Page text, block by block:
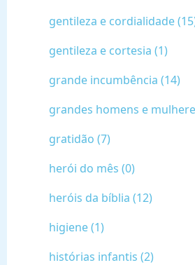
gentileza e cordialidade
gentileza e cortesia (1)
grande incumbência (14)
grandes homens e
gratidão (7)
herói do mês (0)
heróis da bíblia (12)
higiene (1)
histórias infantis (2)